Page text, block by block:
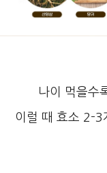
나이 먹을수
이럴 때 효소 2-3